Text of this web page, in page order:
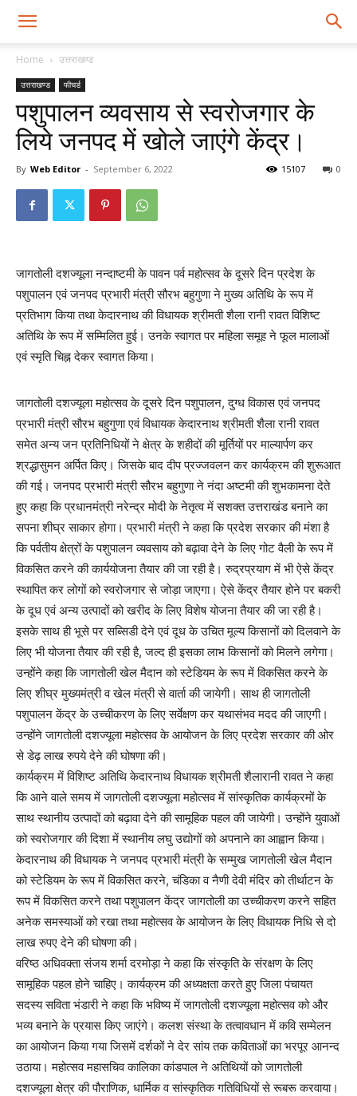
Home उत्तराखण्ड
उत्तराखण्ड फीचर्ड
पशुपालन व्यवसाय से स्वरोजगार के
लिये जनपद में खोले जाएंगे केंद्र।
By Web Editor - September 6, 2022 0
15107
जागतोली दशज्यूला नन्दाष्टमी के पावन पर्व महोत्सव के दूसरे दिन प्रदेश के
पशुपालन एवं जनपद प्रभारी मंत्री सौरभ बहुगुणा ने मुख्य अतिथि के रूप में
प्रतिभाग किया तथा केदारनाथ की विधायक श्रीमती शैला रानी रावत विशिष्ट
अतिथि के रूप में सम्मिलित हुई। उनके स्वागत पर महिला समूह ने फूल मालाओं
एवं स्मृति चिह्न देकर स्वागत किया।
जागतोली दशज्यूला महोत्सव के दूसरे दिन पशुपालन, दुग्ध विकास एवं जनपद
प्रभारी मंत्री सौरभ बहुगुणा एवं विधायक केदारनाथ श्रीमती शैला रानी रावत
समेत अन्य जन प्रतिनिधियों ने क्षेत्र के शहीदों की मूर्तियों पर माल्यार्पण कर
श्रद्धासुमन अर्पित किए। जिसके बाद दीप प्रज्जवलन कर कार्यक्रम की शुरूआत
की गई। जनपद प्रभारी मंत्री सौरभ बहुगुणा ने नंदा अष्टमी की शुभकामना देते
हुए कहा कि प्रधानमंत्री नरेन्द्र मोदी के नेतृत्व में सशक्त उत्तराखंड बनाने का
सपना शीघ्र साकार होगा। प्रभारी मंत्री ने कहा कि प्रदेश सरकार की मंशा है
कि पर्वतीय क्षेत्रों के पशुपालन व्यवसाय को बढ़ावा देने के लिए गोट वैली के रूप में
विकसित करने की कार्ययोजना तैयार की जा रही है। रुद्रप्रयाग में भी ऐसे केंद्र
स्थापित कर लोगों को स्वरोजगार से जोड़ा जाएगा। ऐसे केंद्र तैयार होने पर बकरी
के दूध एवं अन्य उत्पादों को खरीद के लिए विशेष योजना तैयार की जा रही है।
इसके साथ ही भूसे पर सब्सिडी देने एवं दूध के उचित मूल्य किसानों को दिलवाने के
लिए भी योजना तैयार की रही है, जल्द ही इसका लाभ किसानों को मिलने लगेगा।
उन्होंने कहा कि जागतोली खेल मैदान को स्टेडियम के रूप में विकसित करने के
लिए शीघ्र मुख्यमंत्री व खेल मंत्री से वार्ता की जायेगी। साथ ही जागतोली
पशुपालन केंद्र के उच्चीकरण के लिए सर्वेक्षण कर यथासंभव मदद की जाएगी।
उन्होंने जागतोली दशज्यूला महोत्सव के आयोजन के लिए प्रदेश सरकार की ओर
से डेढ़ लाख रुपये देने की घोषणा की।
कार्यक्रम में विशिष्ट अतिथि केदारनाथ विधायक श्रीमती शैलारानी रावत ने कहा
कि आने वाले समय में जागतोली दशज्यूला महोत्सव में सांस्कृतिक कार्यक्रमों के
साथ स्थानीय उत्पादों को बढ़ावा देने की सामूहिक पहल की जायेगी। उन्होंने युवाओं
को स्वरोजगार की दिशा में स्थानीय लघु उद्योगों को अपनाने का आह्वान किया।
केदारनाथ की विधायक ने जनपद प्रभारी मंत्री के सम्मुख जागतोली खेल मैदान
को स्टेडियम के रूप में विकसित करने, चंडिका व नैणी देवी मंदिर को तीर्थाटन के
रूप में विकसित करने तथा पशुपालन केंद्र जागतोली का उच्चीकरण करने सहित
अनेक समस्याओं को रखा तथा महोत्सव के आयोजन के लिए विधायक निधि से दो
लाख रुपए देने की घोषणा की।
वरिष्ठ अधिवक्ता संजय शर्मा दरमोड़ा ने कहा कि संस्कृति के संरक्षण के लिए
सामूहिक पहल होने चाहिए। कार्यक्रम की अध्यक्षता करते हुए जिला पंचायत
सदस्य सविता भंडारी ने कहा कि भविष्य में जागतोली दशज्यूला महोत्सव को और
भव्य बनाने के प्रयास किए जाएंगे। कलश संस्था के तत्वावधान में कवि सम्मेलन
का आयोजन किया गया जिसमें दर्शकों ने देर सांय तक कविताओं का भरपूर आनन्द
उठाया। महोत्सव महासचिव कालिका कांडपाल ने अतिथियों को जागतोली
दशज्यूला क्षेत्र की पौराणिक, धार्मिक व सांस्कृतिक गतिविधियों से रूबरू करवाया।